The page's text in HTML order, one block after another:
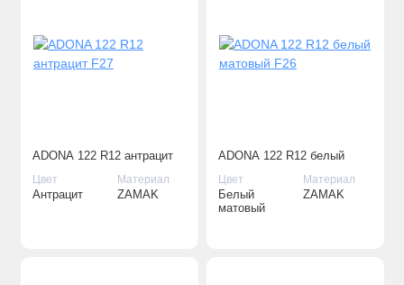
ADONA 122 R12 антрацит
F27
Цвет
Антрацит
Материал
ZAMAK
ADONA 122 R12 белый
матовый F26
Цвет
Белый
матовый
Материал
ZAMAK